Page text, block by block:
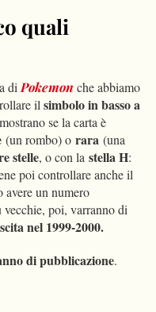
quali
diPokemon che abbiamo
ilsimbolo in basso a
se la carta è
(un rombo) o rara (una
stelle, o con la stella H:
poi controllare anche il
avere un numero
vecchie, poi, varranno di
nel 1999-2000.
di pubblicazione.